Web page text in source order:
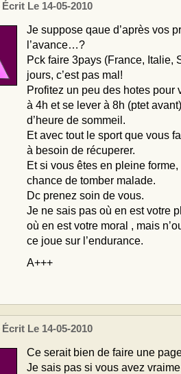
Écrit Le 14-05-2010
Je suppose qaue d’après vos
l’avance…?
Pck faire 3pays (France, Italie,
jours, c’est pas mal!
Profitez un peu des hotes pour
à 4h et se lever à 8h (ptet
d’heure de sommeil.
Et avec tout le sport que vous
à besoin de récuperer.
Et si vous êtes en pleine
chance de tomber malade.
Dc prenez soin de vous.
Je ne sais pas où en est votre
où en est votre moral , mais
ce joue sur l’endurance.
A+++
Écrit Le 14-05-2010
Ce serait bien de faire une
Je sais pas si vous avez